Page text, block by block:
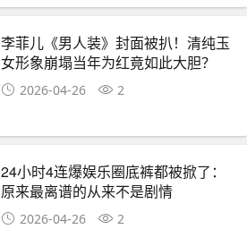
李菲儿《男人装》封面被扒！清纯玉
女形象崩塌当年为红竟如此大胆？
2026-04-26 2
24小时4连爆娱乐圈底裤都被掀了：
原来最离谱的从来不是剧情
2026-04-26 2